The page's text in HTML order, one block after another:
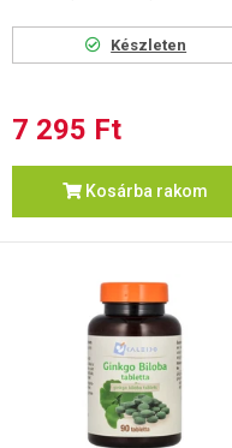
Készleten
7 295 Ft
Kosárba rakom